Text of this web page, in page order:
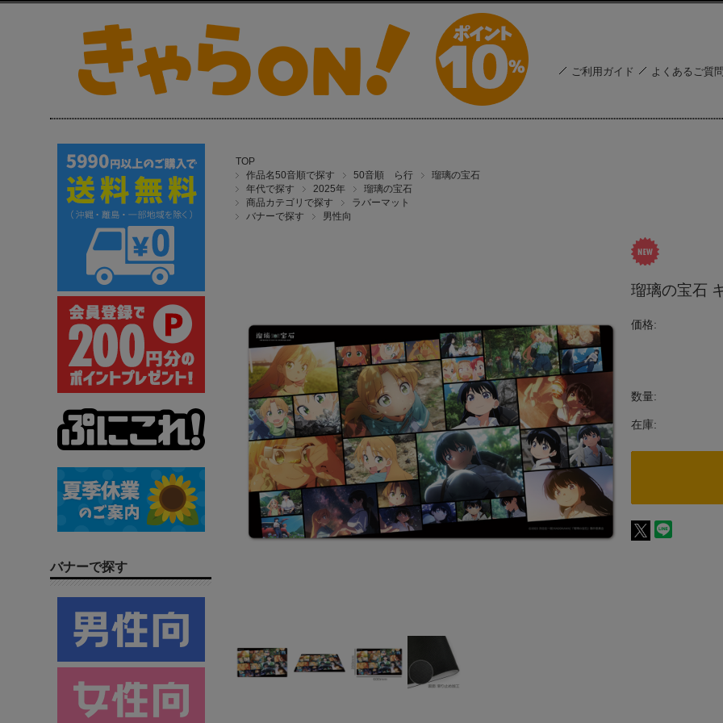
ご利用ガイド よくあるご質
TOP
作品名50音順で探す
50音順 ら行
瑠璃の宝石
年代で探す
2025年
瑠璃の宝石
商品カテゴリで探す
ラバーマット
バナーで探す
男性向
瑠璃の宝石
価格:
数量:
在庫:
バナーで探す